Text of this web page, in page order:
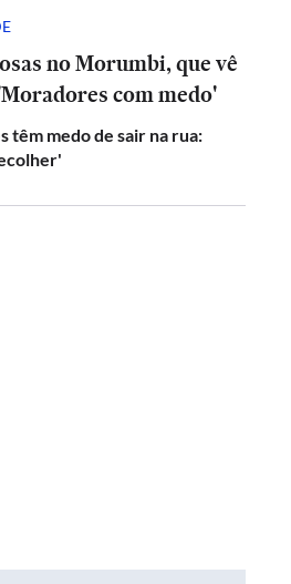
no Morumbi, que vê
com medo'
têm medo de sair na rua: